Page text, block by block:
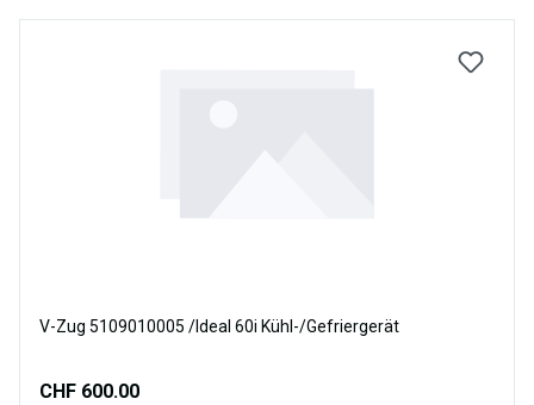
V-Zug 5109010005 /Ideal 60i Kühl-/Gefriergerät
CHF 600.00